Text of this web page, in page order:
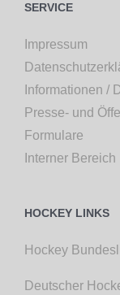
SERVICE
Impressum
Informationen /
Presse- und
Formulare
Interner Bereich
HOCKEY LINKS
Hockey
Deutscher